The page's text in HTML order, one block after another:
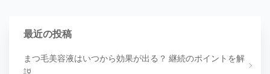
最近の投稿
まつ毛美容液はいつから効果が出る？ 継続のポイントを解